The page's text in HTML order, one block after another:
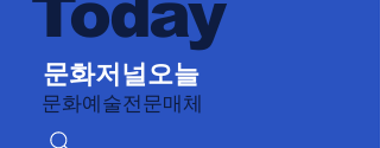
Today
문화저널오늘
문화예술전문매체